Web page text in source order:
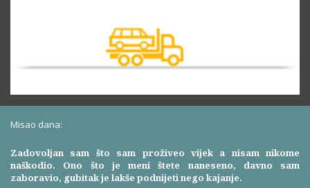
Misao dana:
Zadovoljan sam što sam proživeo vijek a nisam nikome
naškodio. Ono što je meni štete naneseno, davno sam
zaboravio, gubitak je lakše podnijeti nego kajanje.